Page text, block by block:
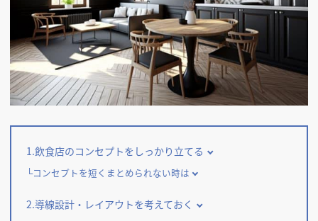
店舗開業・改装をご検討中の方へ
1.飲食店のコンセプトをしっかり立てる
コンセプトを短くまとめられない時は
2.導線設計・レイアウトを考えておく